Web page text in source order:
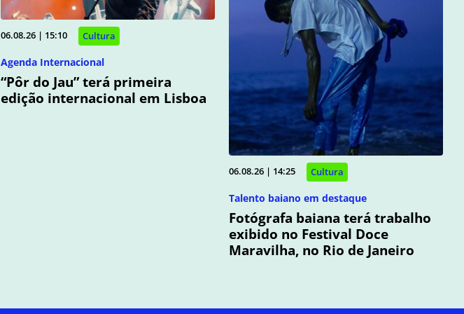
06.08.26 | 15:10 Cultura
Agenda Internacional
“Pôr do Jau” terá primeira
edição internacional em Lisboa
06.08.26 | 14:25 Cultura
Talento baiano em destaque
Fotógrafa baiana terá trabalho
exibido no Festival Doce
Maravilha, no Rio de Janeiro